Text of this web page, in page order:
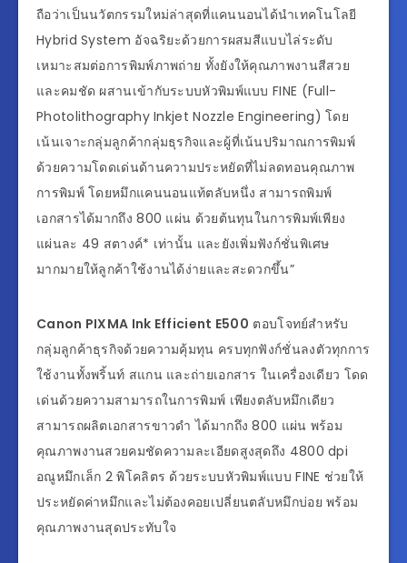
ถือว่าเป็นนวัตกรรมใหม่ล่าสุดที่แคนนอนได้นำเทคโนโลยี
Hybrid System อัจฉริยะด้วยการผสมสีแบบไล่ระดับ
เหมาะสมต่อการพิมพ์ภาพถ่าย ทั้งยังให้คุณภาพงานสีสวย
และคมชัด ผสานเข้ากับระบบหัวพิมพ์แบบ FINE (Full-
Photolithography Inkjet Nozzle Engineering) โดย
เน้นเจาะกลุ่มลูกค้ากลุ่มธุรกิจและผู้ที่เน้นปริมาณการพิมพ์
ด้วยความโดดเด่นด้านความประหยัดที่ไม่ลดทอนคุณภาพ
การพิมพ์ โดยหมึกแคนนอนแท้ตลับหนึ่ง สามารถพิมพ์
เอกสารได้มากถึง 800 แผ่น ด้วยต้นทุนในการพิมพ์เพียง
แผ่นละ 49 สตางค์* เท่านั้น และยังเพิ่มฟังก์ชั่นพิเศษ
มากมายให้ลูกค้าใช้งานได้ง่ายและสะดวกขึ้น”
Canon PIXMA Ink Efficient E500 ตอบโจทย์สำหรับ
กลุ่มลูกค้าธุรกิจด้วยความคุ้มทุน ครบทุกฟังก์ชั่นลงตัวทุกการ
ใช้งานทั้งพริ้นท์ สแกน และถ่ายเอกสาร ในเครื่องเดียว โดด
เด่นด้วยความสามารถในการพิมพ์ เพียงตลับหมึกเดียว
สามารถผลิตเอกสารขาวดำ ได้มากถึง 800 แผ่น พร้อม
คุณภาพงานสวยคมชัดความละเอียดสูงสุดถึง 4800 dpi
อณูหมึกเล็ก 2 พิโคลิตร ด้วยระบบหัวพิมพ์แบบ FINE ช่วยให้
ประหยัดค่าหมึกและไม่ต้องคอยเปลี่ยนตลับหมึกบ่อย พร้อม
คุณภาพงานสุดประทับใจ